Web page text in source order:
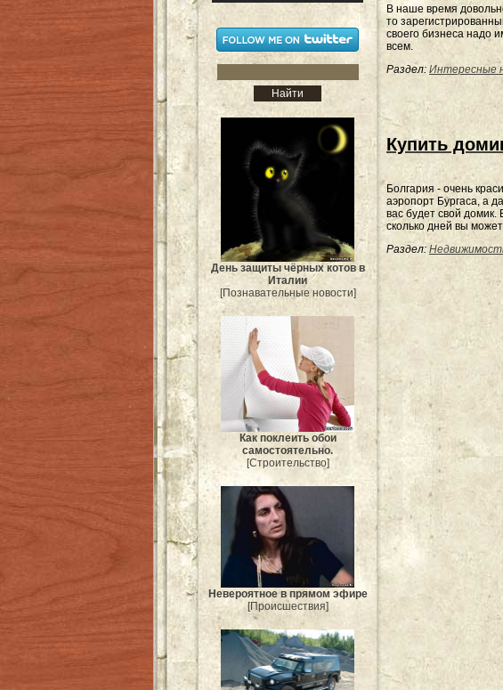
День защиты чёрных котов в
Италии
[Познавательные новости]
Как поклеить обои
самостоятельно.
[Строительство]
Невероятное в прямом эфире
[Происшествия]
В наше время
то
своего бизнеса надо
всем.
Раздел: Интересные
Купить
Болгария - очень
аэропорт Бургаса, а
вас будет свой домик.
сколько дней вы
Раздел: